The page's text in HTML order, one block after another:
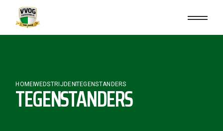
content
HOMEWEDSTRIJDEN TEGENSTANDERS
TEGENSTANDERS